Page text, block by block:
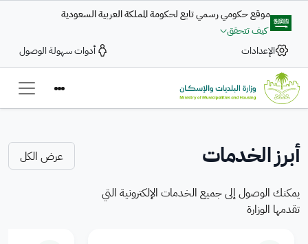
تجاوز إلى المحتوى الرئيسي
موقع حكومي رسمي تابع لحكومة المملكة العربية السعودية
كيف تتحقق
الإعدادات
أدوات سهولة الوصول
Arabia
تعزيز التكامل في تقديم
الخدمات البلدية والمنتجات
السكنية للمدن السعودية
بلاغ رقمي
ضمن التكامل بين وزارة البلديات والإسكان والحكومة الرقمية تتاح خدمة
بلاغ رقمي
جودة الخدمات الرقمية
أبرز الخدمات عرض الكل
يمكنك الوصول إلى جميع الخدمات الإلكترونية التي
تقدمها الوزارة